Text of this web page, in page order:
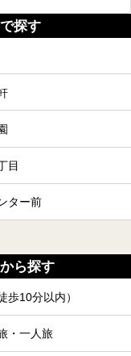
れた、まさに大人の癒し
の魅力を5つのポイント
探す
目
ター前
ら探す
歩10分以内）
・一人旅